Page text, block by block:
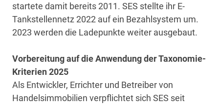
startete damit bereits 2011. SES stellte ihr E-
Tankstellennetz 2022 auf ein Bezahlsystem um.
2023 werden die Ladepunkte weiter ausgebaut.
Vorbereitung auf die Anwendung der Taxonomie-
Kriterien 2025
Als Entwickler, Errichter und Betreiber von
Handelsimmobilien verpflichtet sich SES seit